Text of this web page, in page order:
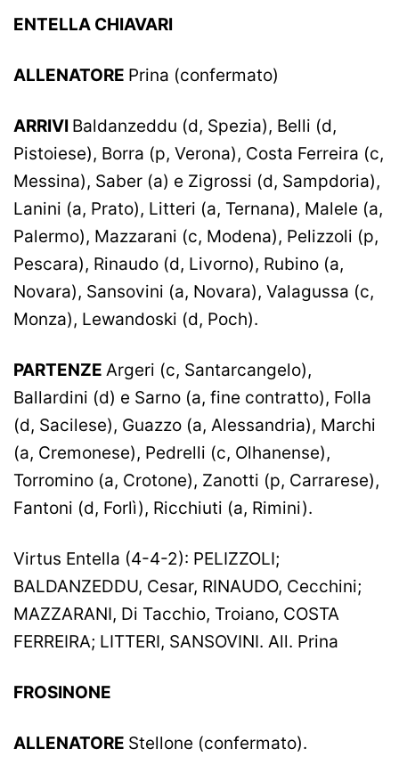
ENTELLA CHIAVARI
ALLENATORE Prina (confermato)
ARRIVI Baldanzeddu (d, Spezia), Belli (d,
Pistoiese), Borra (p, Verona), Costa Ferreira (c,
Messina), Saber (a) e Zigrossi (d, Sampdoria),
Lanini (a, Prato), Litteri (a, Ternana), Malele (a,
Palermo), Mazzarani (c, Modena), Pelizzoli (p,
Pescara), Rinaudo (d, Livorno), Rubino (a,
Novara), Sansovini (a, Novara), Valagussa (c,
Monza), Lewandoski (d, Poch).
PARTENZE Argeri (c, Santarcangelo),
Ballardini (d) e Sarno (a, fine contratto), Folla
(d, Sacilese), Guazzo (a, Alessandria), Marchi
(a, Cremonese), Pedrelli (c, Olhanense),
Torromino (a, Crotone), Zanotti (p, Carrarese),
Fantoni (d, Forlì), Ricchiuti (a, Rimini).
Virtus Entella (4-4-2): PELIZZOLI;
BALDANZEDDU, Cesar, RINAUDO, Cecchini;
MAZZARANI, Di Tacchio, Troiano, COSTA
FERREIRA; LITTERI, SANSOVINI. All. Prina
FROSINONE
ALLENATORE Stellone (confermato).